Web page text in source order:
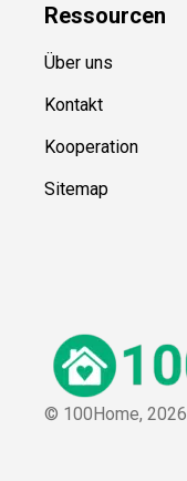
Ressourcen
Über uns
Kontakt
Kooperation
Sitemap
© 100Home, 2026